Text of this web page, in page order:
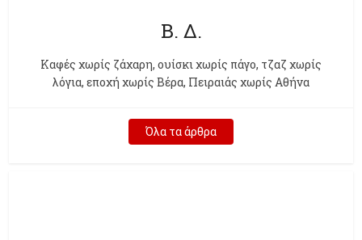
Β. Δ.
Kαφές χωρίς ζάχαρη, ουίσκι χωρίς πάγο, τζαζ χωρίς
λόγια, εποχή χωρίς Βέρα, Πειραιάς χωρίς Αθήνα
Όλα τα άρθρα